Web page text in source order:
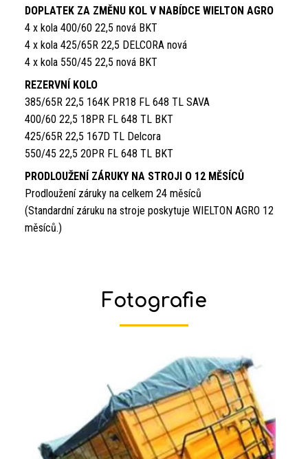
DOPLATEK ZA ZMĚNU KOL V NABÍDCE WIELTON AGRO
4 x kola 400/60 22,5 nová BKT
4 x kola 425/65R 22,5 DELCORA nová
4 x kola 550/45 22,5 nová BKT
REZERVNÍ KOLO
385/65R 22,5 164K PR18 FL 648 TL SAVA
400/60 22,5 18PR FL 648 TL BKT
425/65R 22,5 167D TL Delcora
550/45 22,5 20PR FL 648 TL BKT
PRODLOUŽENÍ ZÁRUKY NA STROJI O 12 MĚSÍCŮ
Prodloužení záruky na celkem 24 měsíců
(Standardní záruku na stroje poskytuje WIELTON AGRO 12
měsíců.)
Fotografie